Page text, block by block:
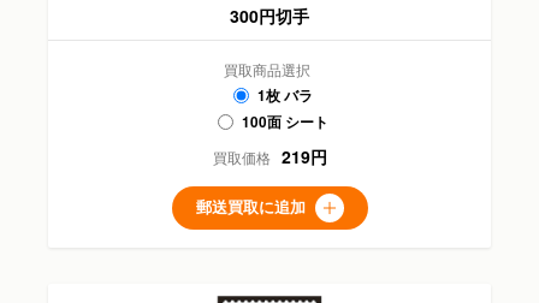
300円切手
買取商品選択
1枚 バラ
100面 シート
買取価格 219円
郵送買取に追加